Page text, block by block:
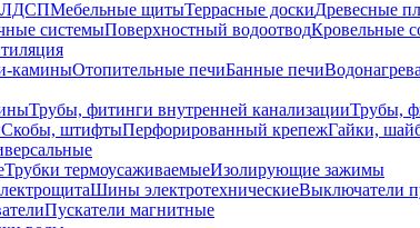
Мебельные щитыТеррасные доскиДревесные
системыПоверхностный водоотводКровельные
каминыОтопительные печиБанные печи
Трубы, фитинги внутренней канализацииТрубы,
Скобы, штифтыПерфорированный крепежГайки,
Трубки термоусаживаемыеИзолирующие зажимы
Шины электротехническиеВыключатели
Пускатели магнитные